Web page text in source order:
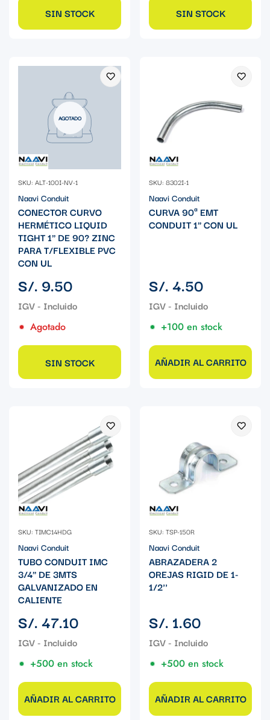
SIN STOCK SIN STOCK
AGOTADO
SKU: ALT-100I-NV-1
Naavi Conduit
CONECTOR CURVO
HERMÉTICO LIQUID
TIGHT 1" DE 90? ZINC
PARA T/FLEXIBLE PVC
CON UL
Precio
regular
S/. 9.50
Agotado
SIN STOCK
SKU: 8302I-1
Naavi Conduit
CURVA 90ª EMT
CONDUIT 1" CON UL
Precio
regular
S/. 4.50
+100 en stock
AÑADIR AL CARRITO
SKU: TIMC14HDG
Naavi Conduit
TUBO CONDUIT IMC
3/4" DE 3MTS
GALVANIZADO EN
CALIENTE
Precio
regular
S/. 47.10
+500 en stock
AÑADIR AL CARRITO
SKU: TSP-150R
Naavi Conduit
ABRAZADERA 2
OREJAS RIGID DE 1-
1/2''
Precio
regular
S/. 1.60
+500 en stock
AÑADIR AL CARRITO